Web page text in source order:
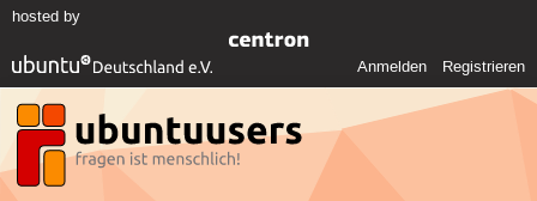
hosted by
Anmelden Registrieren